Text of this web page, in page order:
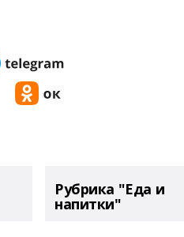
Рубрика "Еда и
напитки"